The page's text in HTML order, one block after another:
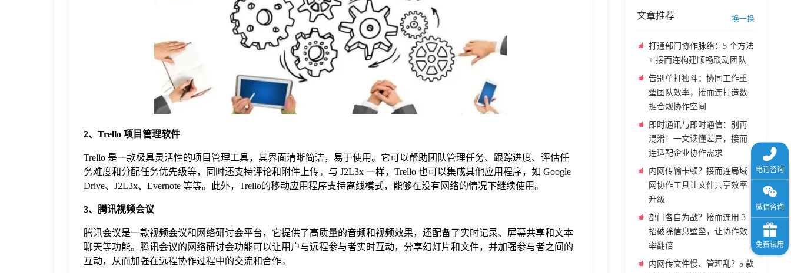
2、Trello 项目管理软件
Trello 是一款极具灵活性的项目管理工具，其界面清晰简洁，易于使用。它可以帮助团队管理任务、跟踪进度、评估任
务难度和分配任务优先级等，同时还支持评论和附件上传。与 J2L3x 一样，Trello 也可以集成其他应用程序，如 Google
Drive、J2L3x、Evernote 等等。此外，Trello的移动应用程序支持离线模式，能够在没有网络的情况下继续使用。
3、腾讯视频会议
腾讯会议是一款视频会议和网络研讨会平台，它提供了高质量的音频和视频效果，还配备了实时记录、屏幕共享和文本
聊天等功能。腾讯会议的网络研讨会功能可以让用户与远程参与者实时互动，分享幻灯片和文件，并加强参与者之间的
互动，从而加强在远程协作过程中的交流和合作。
文章推荐 换一换
打通部门协作脉络：5 个方法
+ 接而连构建顺畅联动团队
告别单打独斗：协同工作重
塑团队效率，接而连打造数
据合规协作空间
即时通讯与即时通信：别再
混淆！一文读懂差异，接而
连适配企业协作需求
内网传输卡顿？接而连局域
网协作工具让文件共享效率
升级
部门各自为战？接而连用 3
招破除信息壁垒，让协作效
率翻倍
内网传文件慢、管理乱？5 款